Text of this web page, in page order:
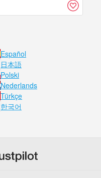
Español
日本語
Polski
Nederlands
Türkçe
한국어